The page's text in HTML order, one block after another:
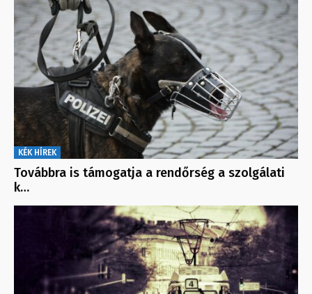
KÉK HÍREK
Továbbra is támogatja a rendőrség a szolgálati
k…